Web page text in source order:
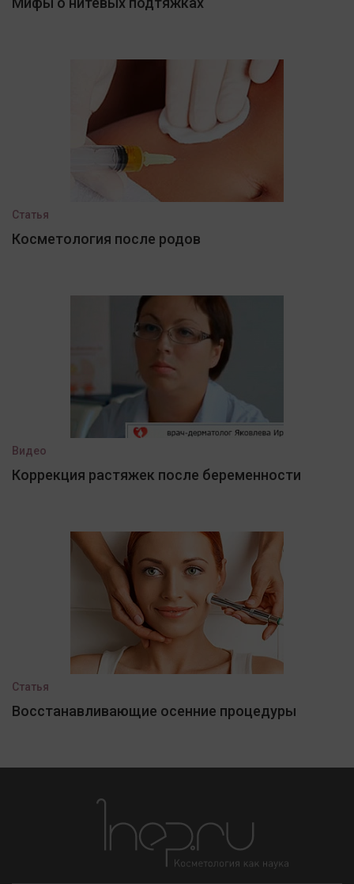
Статья
Косметология после родов
Видео
Коррекция растяжек после беременности
Статья
Восстанавливающие осенние процедуры